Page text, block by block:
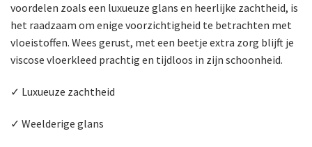
voordelen zoals een luxueuze glans en heerlijke zachtheid, is
het raadzaam om enige voorzichtigheid te betrachten met
vloeistoffen. Wees gerust, met een beetje extra zorg blijft je
viscose vloerkleed prachtig en tijdloos in zijn schoonheid.
✓ Luxueuze zachtheid
✓ Weelderige glans